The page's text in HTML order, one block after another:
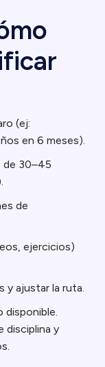
(ej:
en 6 meses).
de 30–45
de
ejercicios)
y ajustar la ruta.
disponible.
disciplina y